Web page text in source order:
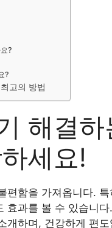
?
?
고의 방법
해결하
세요!
함을 가져옵니다.
과를 볼 수 있습니
개하며, 건강하게 편